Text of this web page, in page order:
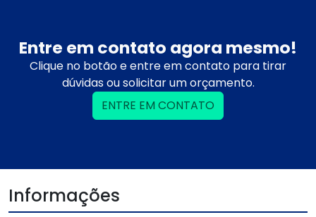
Entre em contato agora mesmo!
Clique no botão e entre em contato para tirar
dúvidas ou solicitar um orçamento.
ENTRE EM CONTATO
Informações